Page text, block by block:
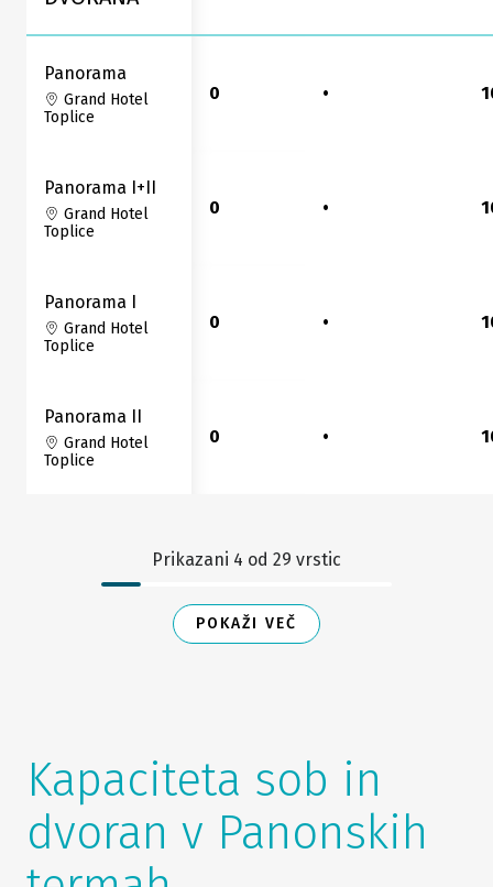
Panorama
Grand Hotel
Toplice
0 •
Panorama I+II
Grand Hotel
Toplice
0 •
Panorama I
Grand Hotel
Toplice
0 •
Panorama II
Grand Hotel
Toplice
0 •
Prikazani 4 od 29 vrstic
POKAŽI VEČ
Kapaciteta sob in
dvoran v Panonskih